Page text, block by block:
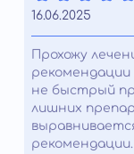
16.06.2025
Прохожу
рекомендации
не быстрый
лишних
рекомендации.